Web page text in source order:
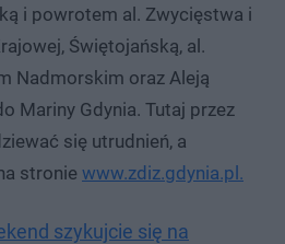
i powrotem al. Zwycięstwa i
Świętojańską, al.
Nadmorskim oraz Aleją
Mariny Gdynia. Tutaj przez
się utrudnień, a
stronie www.zdiz.gdynia.pl.
szykujcie się na